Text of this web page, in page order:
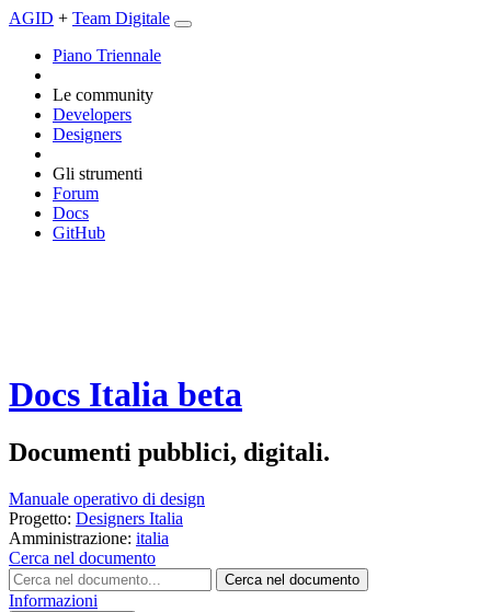
AGID + Team Digitale
Piano Triennale
Le community
Developers
Designers
Gli strumenti
Forum
Docs
GitHub
Docs Italia beta
Documenti pubblici, digitali.
Manuale operativo di design
Progetto: Designers Italia
Amministrazione: italia
Cerca nel documento
Cerca nel documento
Informazioni